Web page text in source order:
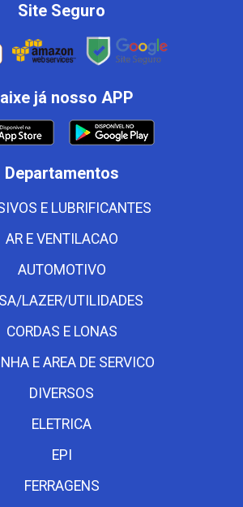
Site Seguro
já nosso APP
Departamentos
E LUBRIFICANTES
AR E VENTILACAO
AUTOMOTIVO
LAZER/UTILIDADES
CORDAS E LONAS
E AREA DE SERVICO
DIVERSOS
ELETRICA
EPI
FERRAGENS